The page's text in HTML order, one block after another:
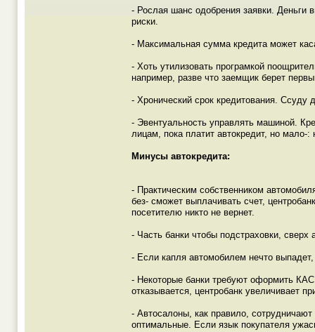
- Рослая шанс одобрения заявки.
риски.
- Максимальная сумма кредита может
- Хоть утилизовать програмкой
например, разве что заемщик берет
- Хронический срок кредитования. Ссуду
- Эвентуальность управлять машиной.
лицам, пока платит автокредит, но мало-
Минусы автокредита:
- Практическим собственником
без- сможет выплачивать счет,
посетителю никто не вернет.
- Часть банки чтобы подстраховки,
- Если капля автомобилем нечто
- Некоторые банки требуют оформить
отказывается, центробанк увеличивает
- Автосалоны, как правило,
оптимальные. Если язык покупателя